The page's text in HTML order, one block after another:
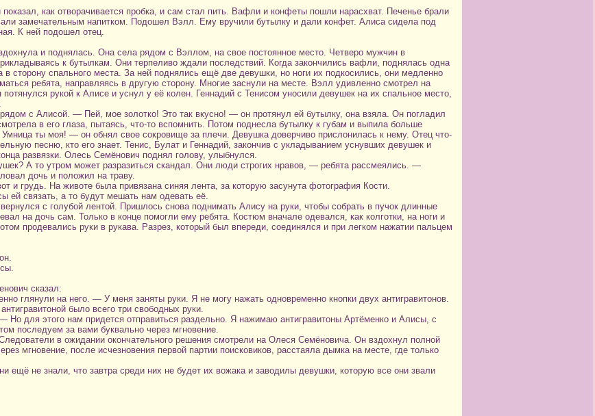
показал, как отворачивается пробка, и сам стал пить. Вафли и конфеты пошли нарасхват. Печенье брали
замечательным напитком. Подошел Вэлл. Ему вручили бутылку и дали конфет. Алиса сидела под
К ней подошел отец.
и поднялась. Она села рядом с Вэллом, на свое постоянное место. Четверо мужчин в
к бутылкам. Они терпеливо ждали последствий. Когда закончились вафли, поднялась одна
сторону спального места. За ней поднялись ещё две девушки, но ноги их подкосились, они медленно
ребята, направляясь в другую сторону. Многие заснули на месте. Вэлл удивленно смотрел на
рукой к Алисе и уснул у её колен. Геннадий с Тенисом уносили девушек на их спальное место,
с Алисой. — Пей, мое золотко! Это так вкусно! — он протянул ей бутылку, она взяла. Он погладил
в его глаза, пытаясь, что-то вспомнить. Потом поднесла бутылку к губам и выпила больше
ты моя! — он обнял свое сокровище за плечи. Девушка доверчиво прислонилась к нему. Отец что-
песню, кто его знает. Тенис, Булат и Геннадий, закончив с укладыванием уснувших девушек и
развязки. Олесь Семёнович поднял голову, улыбнулся.
А то утром может разразиться скандал. Они люди строгих нравов, — ребята рассмеялись. —
дочь и положил на траву.
и грудь. На животе была привязана синяя лента, за которую засунута фотография Кости.
связать, а то будут мешать нам одевать её.
с голубой лентой. Пришлось снова поднимать Алису на руки, чтобы собрать в пучок длинные
на дочь сам. Только в конце помогли ему ребята. Костюм вначале одевался, как колготки, на ноги и
продевались руки в рукава. Разрез, который был впереди, соединялся и при легком нажатии пальцем
сказал:
глянули на него. — У меня заняты руки. Я не могу нажать одновременно кнопки двух антигравитонов.
было всего три свободных руки.
для этого нам придется отправиться раздельно. Я нажимаю антигравитоны Артёменко и Алисы, с
последуем за вами буквально через мгновение.
в ожидании окончательного решения смотрели на Олеся Семёновича. Он вздохнул полной
мгновение, после исчезновения первой партии поисковиков, расстаяла дымка на месте, где только
ещё не знали, что завтра среди них не будет их вожака и заводилы девушки, которую все они звали